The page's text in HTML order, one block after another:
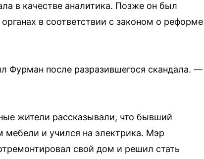
в качестве аналитика. Позже он был
в соответствии с законом о реформе
Фурман после разразившегося скандала. —
жители рассказывали, что бывший
мебели и учился на электрика. Мэр
свой дом и решил стать